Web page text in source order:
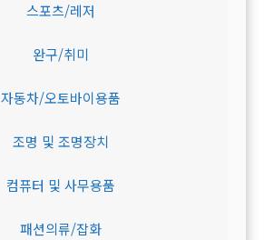
스포츠/레저
완구/취미
자동차/오토바이용품
조명 및 조명장치
컴퓨터 및 사무용품
패션의류/잡화